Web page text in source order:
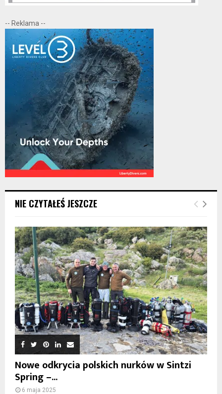
-- Reklama --
NIE CZYTAŁEŚ JESZCZE
Nowe odkrycia polskich nurków w Sintzi
Spring –...
6 maja 2025